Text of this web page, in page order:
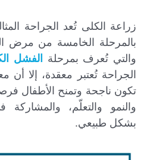
زراعة الكلى تُعد الجراحة
والتي تُعرف بمرحلة
الفشل
الجراحة تُعتبر معقدة، إلا
تكون ناجحة وتمنح الأطفال
والنمو والتعلّم، والمشاركة
بشكل طبيعي.